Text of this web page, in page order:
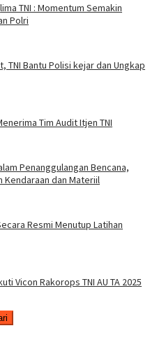
TNI : Momentum Semakin
Polri
TNI Bantu Polisi kejar dan Ungkap
Tim Audit Itjen TNI
Penanggulangan Bencana,
Kendaraan dan Materiil
Resmi Menutup Latihan
Vicon Rakorops TNI AU TA 2025